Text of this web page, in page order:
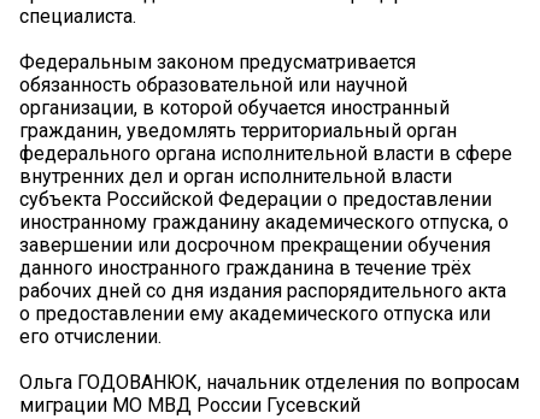
специалиста.
Федеральным законом предусматривается
обязанность образовательной или научной
организации, в которой обучается иностранный
гражданин, уведомлять территориальный орган
федерального органа исполнительной власти в сфере
внутренних дел и орган исполнительной власти
субъекта Российской Федерации о предоставлении
иностранному гражданину академического отпуска, о
завершении или досрочном прекращении обучения
данного иностранного гражданина в течение трёх
рабочих дней со дня издания распорядительного акта
о предоставлении ему академического отпуска или
его отчислении.
Ольга ГОДОВАНЮК, начальник отделения по вопросам
миграции МО МВД России Гусевский